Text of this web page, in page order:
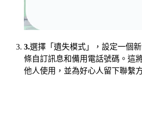
3.選擇「遺失模式」，設定一個
條自訂訊息和備用電話號碼。這
他人使用，並為好心人留下聯繫